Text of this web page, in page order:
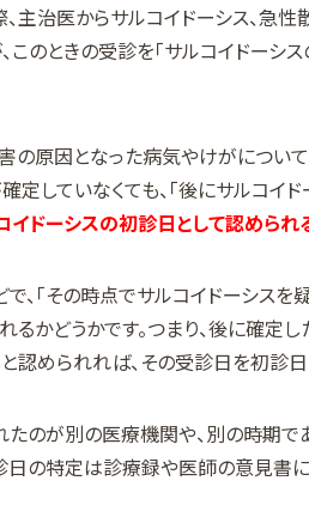
主治医からサルコイドーシス、急
のときの受診を「サルコイドーシ
の原因となった病気やけがについ
定していなくても、「後にサルコイ
ドーシスの初診日として認められ
「その時点でサルコイドーシスを
かどうかです。つまり、後に確定
められれば、その受診日を初診日
たのが別の医療機関や、別の時期
日の特定は診療録や医師の意見書